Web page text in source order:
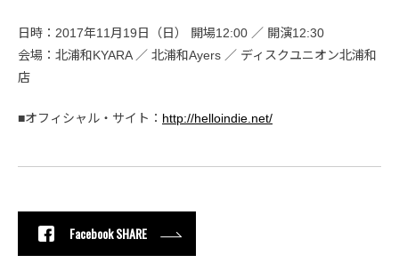
日時：2017年11月19⽇（日） 開場12:00 ／ 開演12:30
会場：北浦和KYARA ／ 北浦和Ayers ／ ディスクユニオン北浦和
店
■オフィシャル・サイト： http://helloindie.net/
Facebook SHARE